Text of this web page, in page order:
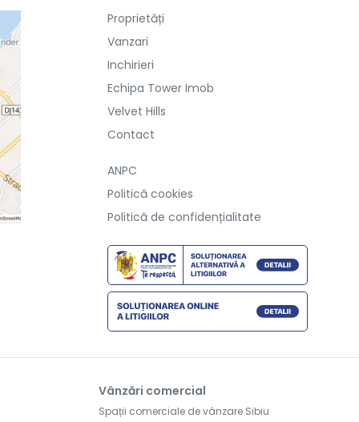
Proprietăți
Vanzari
Inchirieri
Echipa Tower Imob
Velvet Hills
Contact
ANPC
Politică cookies
Politică de confidențialitate
Vânzări comercial
Spații comerciale de vânzare Sibiu